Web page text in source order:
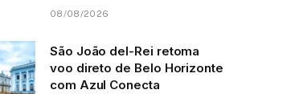
08/08/2026
São João del-Rei retoma
voo direto de Belo Horizonte
com Azul Conecta